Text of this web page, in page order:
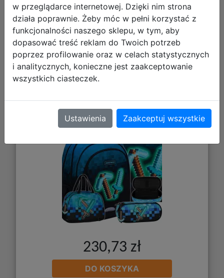
Astrabag Zestaw Szkolny Pixel Blue
4el. Plecak 502024093 + Worek
Torba 552616
230,73 zł
DO KOSZYKA
w przeglądarce internetowej. Dzięki nim strona
działa poprawnie. Żeby móc w pełni korzystać z
funkcjonalności naszego sklepu, w tym, aby
dopasować treść reklam do Twoich potrzeb
poprzez profilowanie oraz w celach statystycznych
i analitycznych, konieczne jest zaakceptowanie
wszystkich ciasteczek.
Ustawienia Zaakceptuj wszystkie